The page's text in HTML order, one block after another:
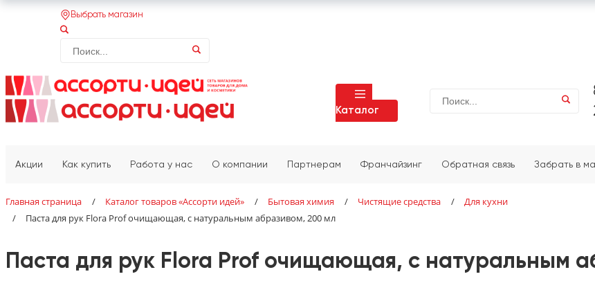
Выбрать магазин
Каталог
Акции Как купить Работа у нас О компании Партнерам Франчайзинг Обратная связь Забрать в
Главная страница / Каталог товаров «‎Ассорти идей»‎ / Бытовая химия / Чистящие средства /
Для кухни
/
Паста для рук Flora Prof очищающая, с натуральным абразивом, 200 мл
Паста для рук Flora Prof очищающая, с натуральным